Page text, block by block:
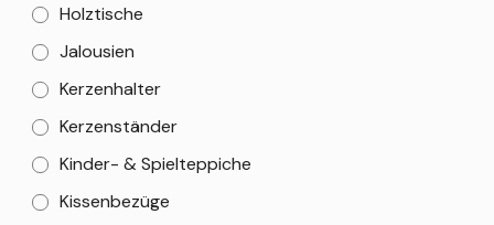
Holztische
Jalousien
Kerzenhalter
Kerzenständer
Kinder- & Spielteppiche
Kissenbezüge